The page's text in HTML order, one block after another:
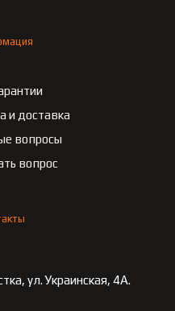
и доставка
вопросы
вопрос
ул. Украинская, 4А.